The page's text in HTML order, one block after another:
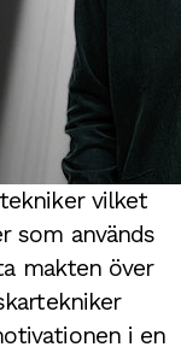
vilket
som används
makten över
i en